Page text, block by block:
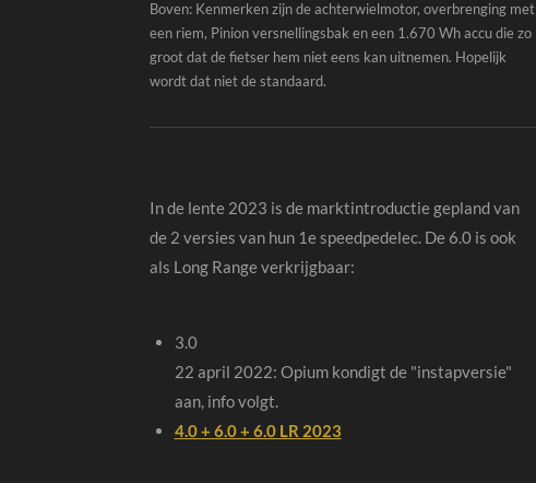
Boven: Kenmerken zijn de achterwielmotor, overbrenging met
een riem, Pinion versnellingsbak en een 1.670 Wh accu die zo
groot dat de fietser hem niet eens kan uitnemen. Hopelijk
wordt dat niet de standaard.
In de lente 2023 is de marktintroductie gepland van
de 2 versies van hun 1e speedpedelec. De 6.0 is ook
als Long Range verkrijgbaar:
3.0
22 april 2022: Opium kondigt de "instapversie"
aan, info volgt.
4.0 + 6.0 + 6.0 LR 2023